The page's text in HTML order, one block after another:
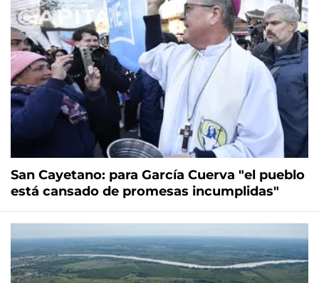
San Cayetano: para García Cuerva "el pueblo
está cansado de promesas incumplidas"